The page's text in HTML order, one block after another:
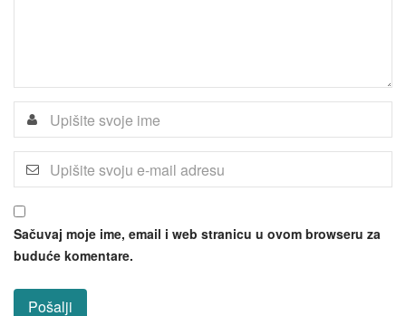
Sačuvaj moje ime, email i web stranicu u ovom browseru za
buduće komentare.